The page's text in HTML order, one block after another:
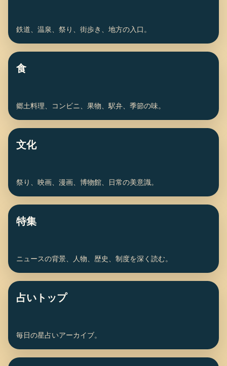
鉄道、温泉、祭り、街歩き、地方の入口。
食
郷土料理、コンビニ、果物、駅弁、季節の味。
文化
祭り、映画、漫画、博物館、日常の美意識。
特集
ニュースの背景、人物、歴史、制度を深く読む。
占いトップ
毎日の星占いアーカイブ。